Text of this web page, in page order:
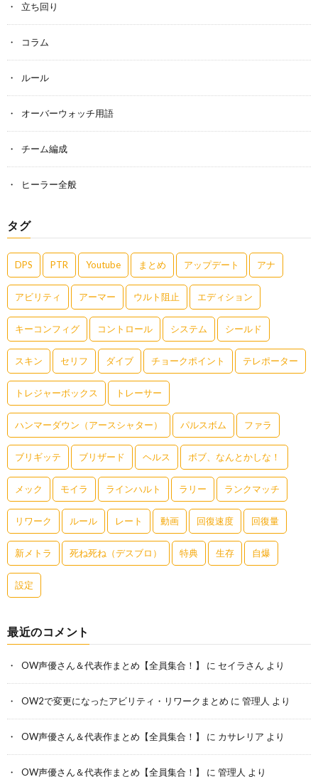
立ち回り
コラム
ルール
オーバーウォッチ用語
チーム編成
ヒーラー全般
タグ
DPS PTR Youtube まとめ アップデート アナ
アビリティ アーマー ウルト阻止 エディション
キーコンフィグ コントロール システム シールド
スキン セリフ ダイブ チョークポイント テレポーター
トレジャーボックス トレーサー
ハンマーダウン（アースシャター） パルスボム ファラ
ブリギッテ ブリザード ヘルス ボブ、なんとかしな！
メック モイラ ラインハルト ラリー ランクマッチ
リワーク ルール レート 動画 回復速度 回復量
新メトラ 死ね死ね（デスブロ） 特典 生存 自爆
設定
最近のコメント
OW声優さん＆代表作まとめ【全員集合！】 に セイラさん より
OW2で変更になったアビリティ・リワークまとめ に 管理人 より
OW声優さん＆代表作まとめ【全員集合！】 に カサレリア より
OW声優さん＆代表作まとめ【全員集合！】 に 管理人 より